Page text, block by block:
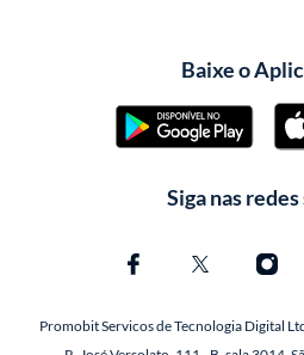
Baixe o
Siga nas
Promobit Servicos de Tecnologia Digital